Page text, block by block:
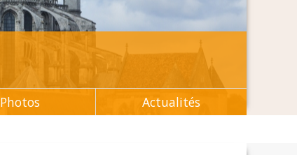
Photos Actualités